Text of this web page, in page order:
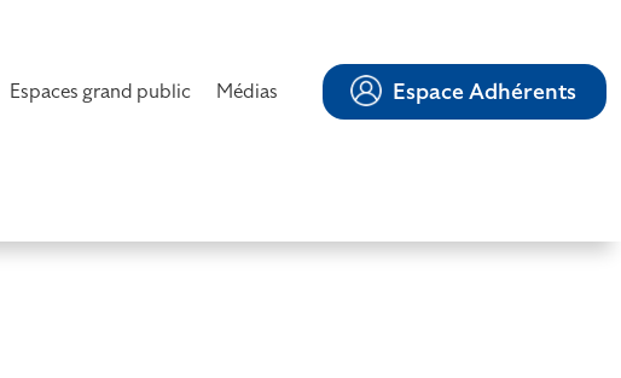
Espaces grand public Médias Espace Adhérents